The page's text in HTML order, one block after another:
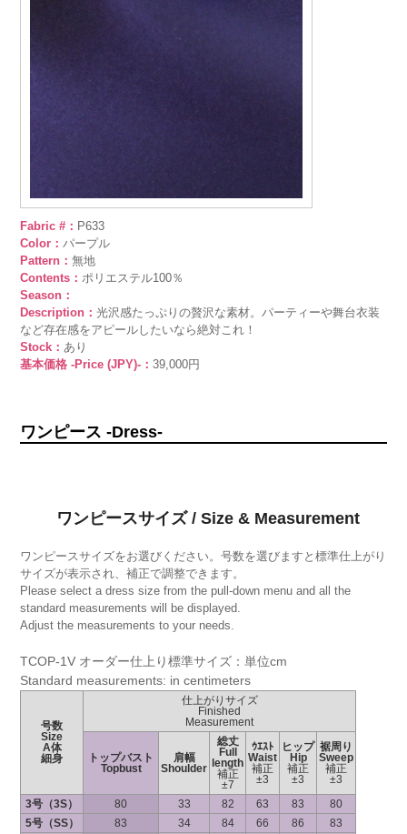
Fabric #： P633
Color：パープル
Pattern：無地
Contents：ポリエステル100％
Season：
Description：光沢感たっぷりの贅沢な素材。パーティーや舞台衣装
など存在感をアピールしたいなら絶対これ！
Stock：あり
基本価格 -Price (JPY)-：39,000円
ワンピース -Dress-
ワンピースサイズ / Size & Measurement
ワンピースサイズをお選びください。号数を選びますと標準仕上がり
サイズが表示され、補正で調整できます。
Please select a dress size from the pull-down menu and all the
standard measurements will be displayed.
Adjust the measurements to your needs.
TCOP-1V オーダー仕上り標準サイズ：単位cm
Standard measurements: in centimeters
号数
Size
A体
細身
仕上がりサイズ
Finished
Measurement
トップバスト
Topbust
肩幅
Shoulder
総丈
Full
length
補正
±7
ｳｴｽﾄ
Waist
補正
±3
ヒップ
Hip
補正
±3
裾周り
Sweep
補正
±3
3号（3S）
80 33 82 63 83
80
5号（SS）
83 34 84 66 86
83